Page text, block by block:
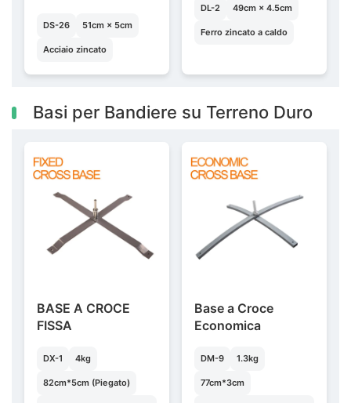
DS-26 51cm × 5cm
Acciaio zincato
DL-2 49cm × 4.5cm
Ferro zincato a caldo
Basi per Bandiere su Terreno Duro
BASE A CROCE
FISSA
DX-1 4kg
82cm*5cm (Piegato)
Base a Croce
Economica
DM-9 1.3kg
77cm*3cm